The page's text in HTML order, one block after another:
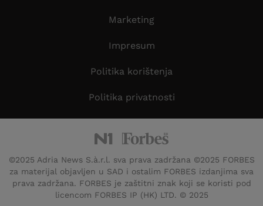
Marketing
Impresum
Politika korištenja
Politika privatnosti
©2025 Adria News S.à.r.l. sva prava zadržana ©2025 FORBES
za materijal objavljen u SAD i ostalim FORBES izdanjima sva
prava zadržana. FORBES je zaštitni znak koji se koristi pod
licencom FORBES IP (HK) LTD. © 2025